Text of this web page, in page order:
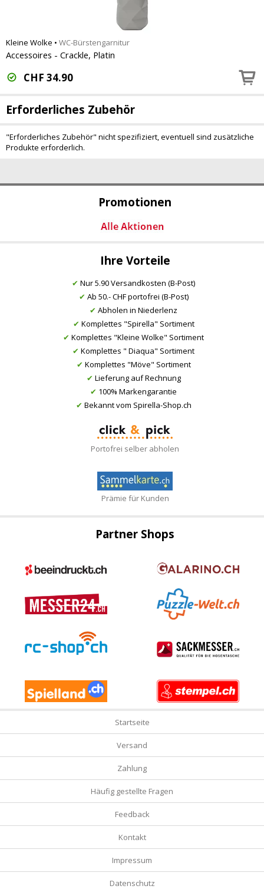
Promotionen
Ihre Vorteile
✔ Nur 5.90 Versandkosten (B-Post)
✔ Ab 50.- CHF portofrei (B-Post)
✔ Abholen in Niederlenz
✔ Komplettes "Spirella" Sortiment
✔ Komplettes "Kleine Wolke" Sortiment
✔ Komplettes " Diaqua" Sortiment
✔ Komplettes "Möve" Sortiment
✔ Lieferung auf Rechnung
✔ 100% Markengarantie
✔ Bekannt vom Spirella-Shop.ch
Portofrei selber abholen
Prämie für Kunden
Kleine Wolke • WC-Bürstengarnitur
Accessoires - Crackle, Platin
CHF 34.90
Erforderliches Zubehör
"Erforderliches Zubehör" nicht spezifiziert, eventuell sind zusätzliche
Produkte erforderlich.
Partner Shops
Startseite
Versand
Zahlung
Häufig gestellte Fragen
Feedback
Kontakt
Impressum
Datenschutz